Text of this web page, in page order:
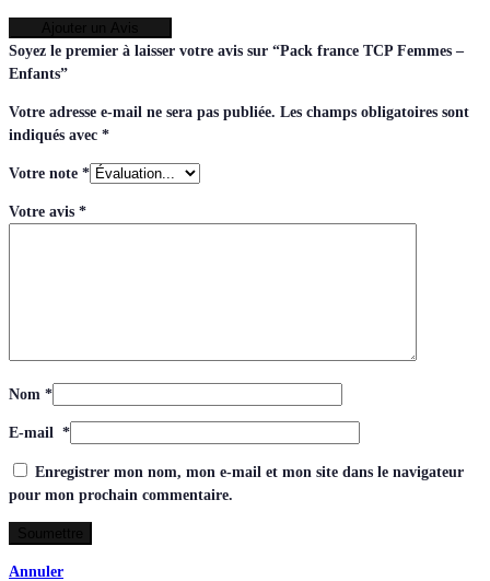
Soyez le premier à laisser votre avis sur “Pack france TCP Femmes –
Enfants”
Votre adresse e-mail ne sera pas publiée. Les champs obligatoires sont
indiqués avec *
Votre note *
Votre avis *
Nom *
E-mail *
Enregistrer mon nom, mon e-mail et mon site dans le navigateur
pour mon prochain commentaire.
Annuler